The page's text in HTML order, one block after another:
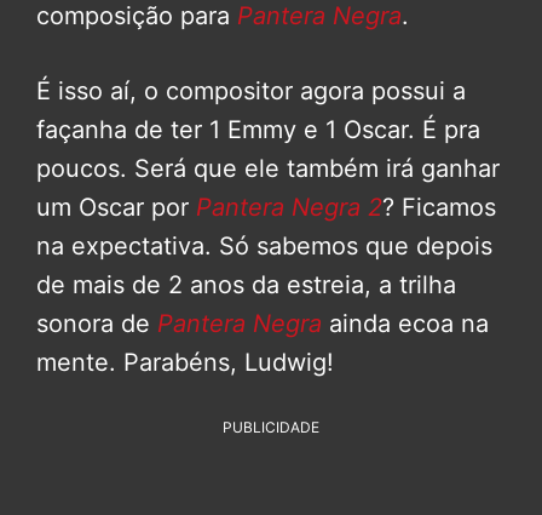
composição para Pantera Negra.
É isso aí, o compositor agora possui a
façanha de ter 1 Emmy e 1 Oscar. É pra
poucos. Será que ele também irá ganhar
um Oscar por Pantera Negra 2? Ficamos
na expectativa. Só sabemos que depois
de mais de 2 anos da estreia, a trilha
sonora de Pantera Negra ainda ecoa na
mente. Parabéns, Ludwig!
PUBLICIDADE